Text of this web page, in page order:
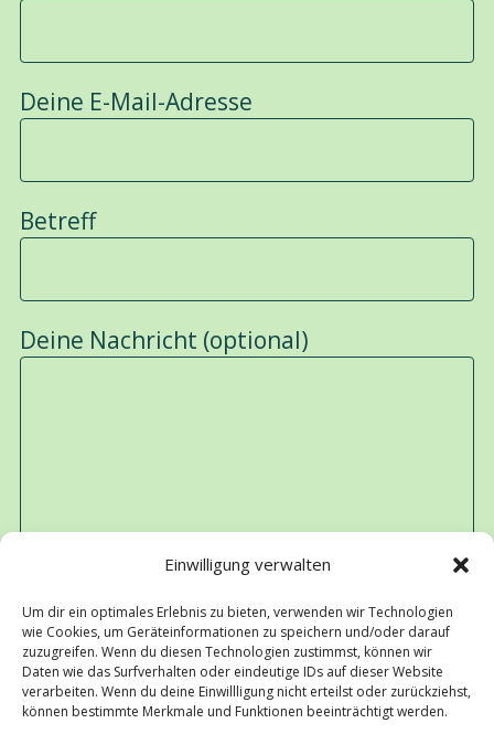
Einwilligung verwalten
Um dir ein optimales Erlebnis zu bieten, verwenden wir Technologien
wie Cookies, um Geräteinformationen zu speichern und/oder darauf
zuzugreifen. Wenn du diesen Technologien zustimmst, können wir
Daten wie das Surfverhalten oder eindeutige IDs auf dieser Website
verarbeiten. Wenn du deine Einwillligung nicht erteilst oder zurückziehst,
können bestimmte Merkmale und Funktionen beeinträchtigt werden.
Deine E-Mail-Adresse
Betreff
Deine Nachricht (optional)